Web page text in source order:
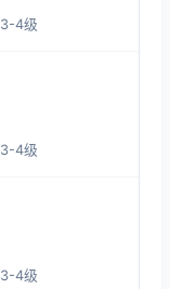
3-4级
3-4级
3-4级